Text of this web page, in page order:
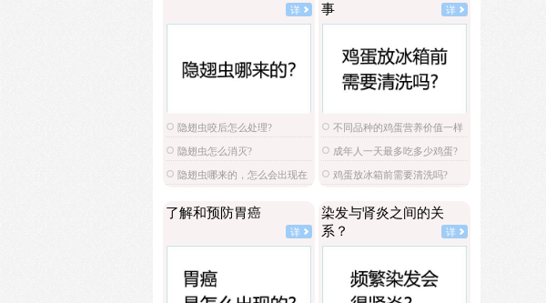
详
隐翅虫咬后怎么处理?
隐翅虫怎么消灭?
隐翅虫哪来的，怎么会出现在
事
详
不同品种的鸡蛋营养价值一样
吗? 成年人一天最多吃多少鸡蛋?
鸡蛋放冰箱前需要清洗吗?
了解和预防胃癌
详
染发与肾炎之间的关
系？
详